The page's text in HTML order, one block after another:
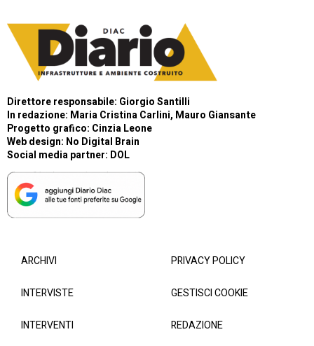
Direttore responsabile: Giorgio Santilli
In redazione: Maria Cristina Carlini, Mauro Giansante
Progetto grafico: Cinzia Leone
Web design: No Digital Brain
Social media partner: DOL
ARCHIVI
INTERVISTE
INTERVENTI
PRIVACY POLICY
GESTISCI COOKIE
REDAZIONE